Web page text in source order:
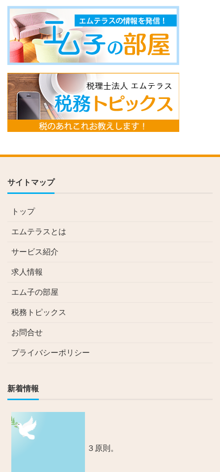
サイトマップ
トップ
エムテラスとは
サービス紹介
求人情報
エム子の部屋
税務トピックス
お問合せ
プライバシーポリシー
新着情報
３原則。